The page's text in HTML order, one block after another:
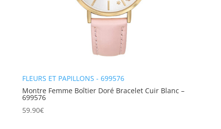
FLEURS ET PAPILLONS - 699576
Montre Femme Boîtier Doré Bracelet Cuir Blanc –
699576
59.90€